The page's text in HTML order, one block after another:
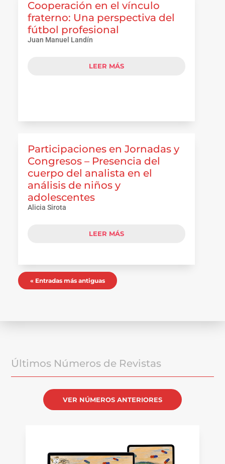
Cooperación en el vínculo
fraterno: Una perspectiva del
fútbol profesional
Juan Manuel Landín
LEER MÁS
Participaciones en Jornadas y
Congresos – Presencia del
cuerpo del analista en el
análisis de niños y
adolescentes
Alicia Sirota
LEER MÁS
« Entradas más antiguas
Últimos Números de Revistas
VER NÚMEROS ANTERIORES